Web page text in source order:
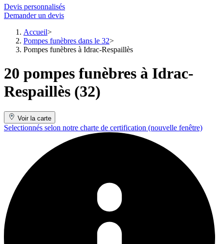
Devis personnalisés
Demander un devis
Accueil
Pompes funèbres dans le 32
Pompes funèbres à Idrac-Respaillès
20 pompes funèbres à Idrac-
Respaillès (32)
Voir la carte
Selectionnés selon notre charte de certification (nouvelle fenêtre)